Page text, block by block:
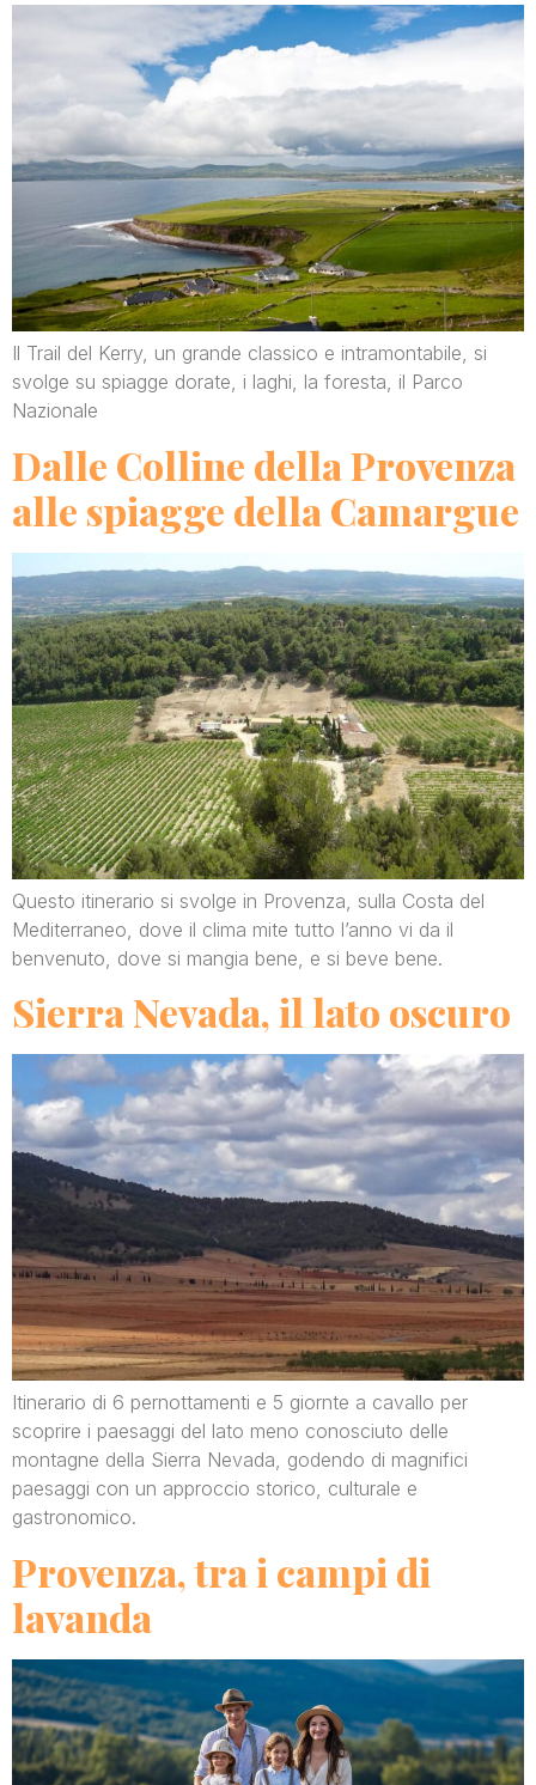
Il Trail del Kerry, un grande classico e intramontabile, si
svolge su spiagge dorate, i laghi, la foresta, il Parco
Nazionale
Dalle Colline della Provenza
alle spiagge della Camargue
Questo itinerario si svolge in Provenza, sulla Costa del
Mediterraneo, dove il clima mite tutto l’anno vi da il
benvenuto, dove si mangia bene, e si beve bene.
Sierra Nevada, il lato oscuro
Itinerario di 6 pernottamenti e 5 giornte a cavallo per
scoprire i paesaggi del lato meno conosciuto delle
montagne della Sierra Nevada, godendo di magnifici
paesaggi con un approccio storico, culturale e
gastronomico.
Provenza, tra i campi di
lavanda